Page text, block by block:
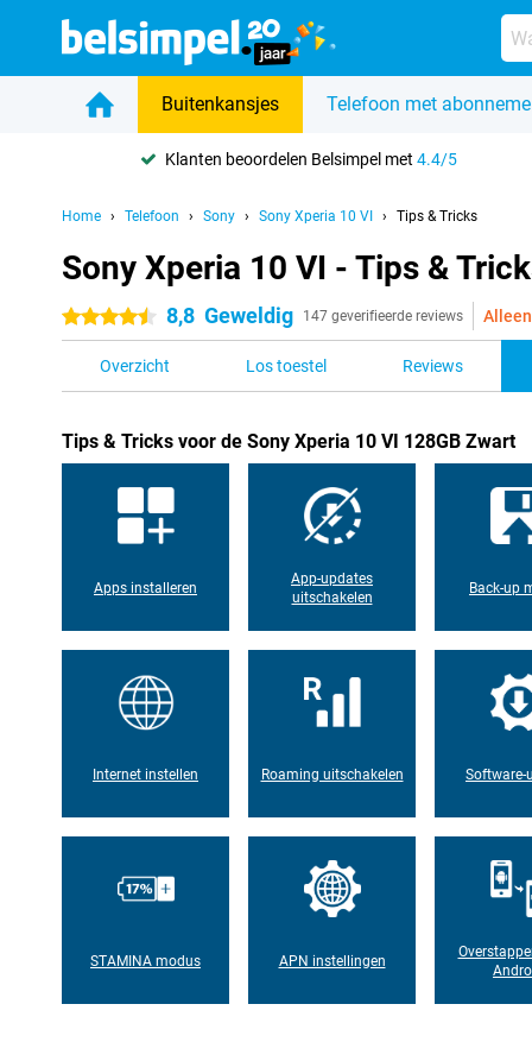
Buitenkansjes Telefoon met
Klanten beoordelen Belsimpel met4.4/5
Home Telefoon Sony Sony Xperia 10 VI Tips & Tricks
Sony Xperia 10 VI - Tips &
4.5 sterren 8,8 Geweldig 147 geverifieerde reviews
Overzicht Los toestel Reviews
Tips & Tricks voor de Sony Xperia 10 VI 128GB Zwart
Apps installeren
App-updates
uitschakelen
Back-up
Internet instellen Roaming uitschakelen Software-
STAMINA modus APN instellingen